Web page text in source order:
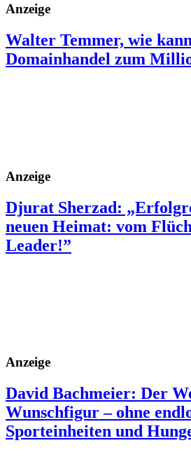
Anzeige
Walter Temmer, wie
Domainhandel zum
Anzeige
Djurat Sherzad:
neuen Heimat: vom
Leader!”
Anzeige
David Bachmeier: Der
Wunschfigur – ohne
Sporteinheiten und